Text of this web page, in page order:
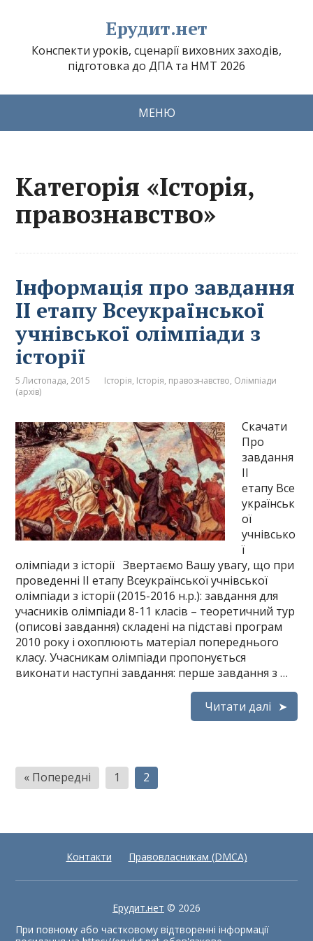
Ерудит.нет
Конспекти уроків, сценарії виховних заходів,
підготовка до ДПА та НМТ 2026
МЕНЮ
Категорія «Історія,
правознавство»
Інформація про завдання
ІІ етапу Всеукраїнської
учнівської олімпіади з
історії
5 Листопада, 2015 Історія, Історія, правознавство, Олімпіади
(архів)
Скачати
Про
завдання
ІІ
етапу Все
українськ
ої
учнівсько
ї
олімпіади з історії Звертаємо Вашу увагу, що при
проведенні ІІ етапу Всеукраїнської учнівської
олімпіади з історії (2015-2016 н.р.): завдання для
учасників олімпіади 8-11 класів – теоретичний тур
(описові завдання) складені на підставі програм
2010 року і охоплюють матеріал попереднього
класу. Учасникам олімпіади пропонується
виконати наступні завдання: перше завдання з …
Читати далі
Пагінація
записів
« Попередні 1 2
Контакти Правовласникам (DMCA)
Ерудит.нет © 2026
При повному або частковому відтворенні інформації